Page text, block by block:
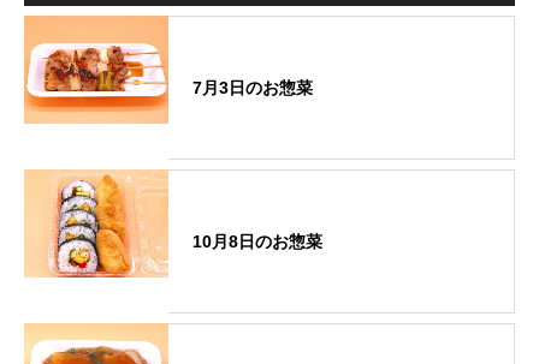
7月3日のお惣菜
10月8日のお惣菜